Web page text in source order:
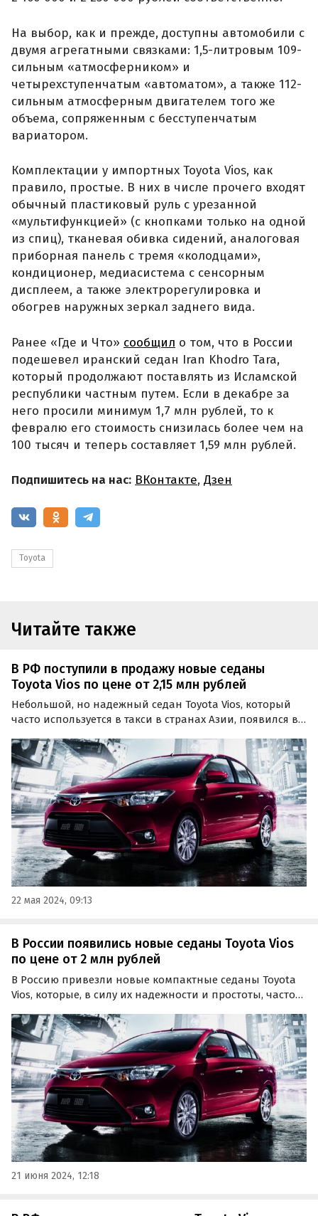
На выбор, как и прежде, доступны автомобили с
двумя агрегатными связками: 1,5-литровым 109-
сильным «атмосферником» и
четырехступенчатым «автоматом», а также 112-
сильным атмосферным двигателем того же
объема, сопряженным с бесступенчатым
вариатором.
Комплектации у импортных Toyota Vios, как
правило, простые. В них в числе прочего входят
обычный пластиковый руль с урезанной
«мультифункцией» (с кнопками только на одной
из спиц), тканевая обивка сидений, аналоговая
приборная панель с тремя «колодцами»,
кондиционер, медиасистема с сенсорным
дисплеем, а также электрорегулировка и
обогрев наружных зеркал заднего вида.
Ранее «Где и Что» сообщил о том, что в России
подешевел иранский седан Iran Khodro Tara,
который продолжают поставлять из Исламской
республики частным путем. Если в декабре за
него просили минимум 1,7 млн рублей, то к
февралю его стоимость снизилась более чем на
100 тысяч и теперь составляет 1,59 млн рублей.
Подпишитесь на нас: ВКонтакте, Дзен
Toyota
Читайте также
В РФ поступили в продажу новые седаны
Toyota Vios по цене от 2,15 млн рублей
Небольшой, но надежный седан Toyota Vios, который
часто используется в такси в странах Азии, появился в
«Автоновости дня» нашли объявления о продаже как
минимум нескольких таких машин, цены на…
22 мая 2024, 09:13
В России появились новые седаны Toyota Vios
по цене от 2 млн рублей
В Россию привезли новые компактные седаны Toyota
Vios, которые, в силу их надежности и простоты, часто
случае, на одном из крупных классифайдов сейчас
продается две таких машины по цене от 1 990…
21 июня 2024, 12:18